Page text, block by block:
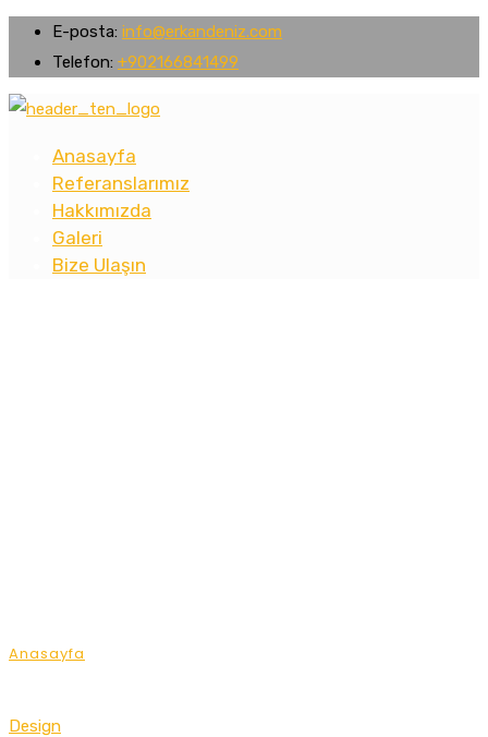
E-posta: info@erkandeniz.com
Telefon: +902166841499
Anasayfa
Referanslarımız
Hakkımızda
Galeri
Bize Ulaşın
Anasayfa
Design